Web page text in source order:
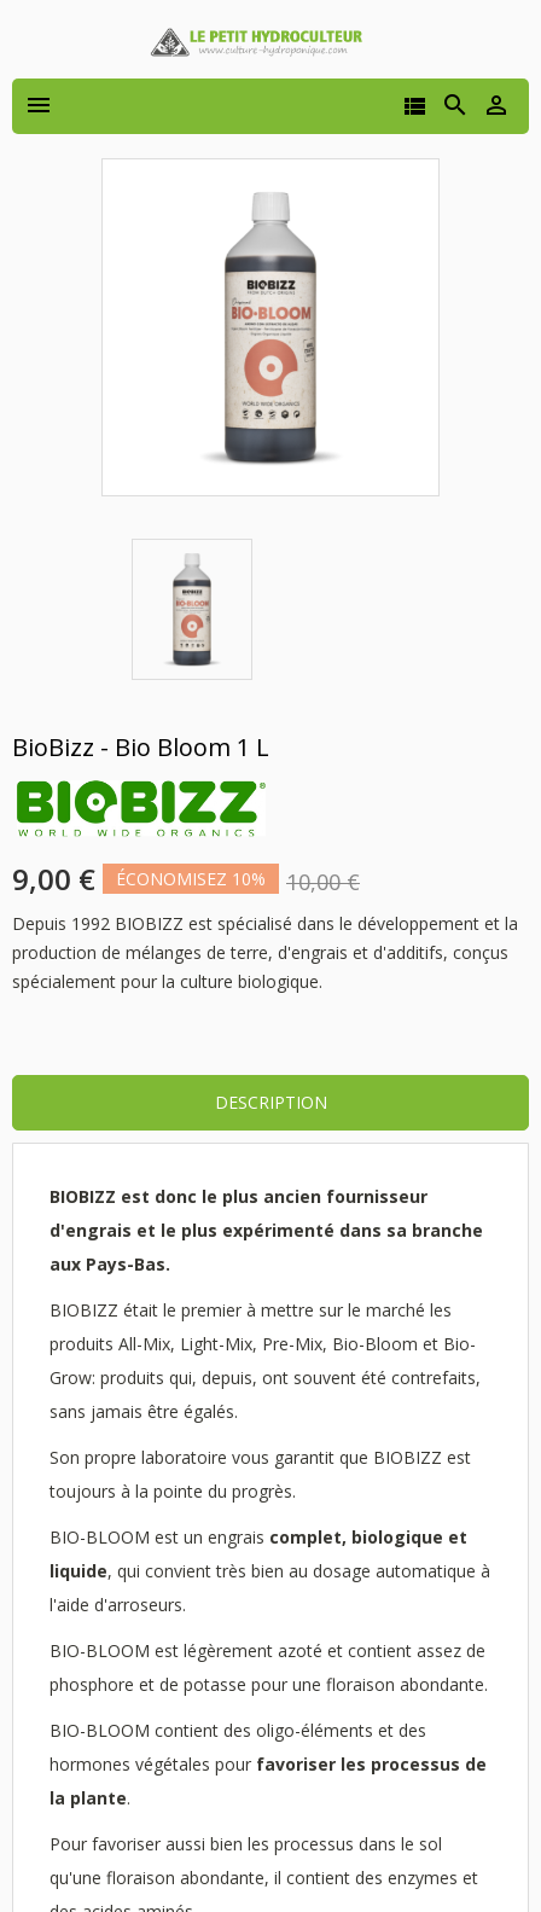
 


BioBizz - Bio Bloom 1 L
9,00 € ÉCONOMISEZ 10% 10,00 €
Depuis 1992 BIOBIZZ est spécialisé dans le développement et la
production de mélanges de terre, d'engrais et d'additifs, conçus
spécialement pour la culture biologique.
DESCRIPTION
BIOBIZZ est donc le plus ancien fournisseur
d'engrais et le plus expérimenté dans sa branche
aux Pays-Bas.
BIOBIZZ était le premier à mettre sur le marché les
produits All-Mix, Light-Mix, Pre-Mix, Bio-Bloom et Bio-
Grow: produits qui, depuis, ont souvent été contrefaits,
sans jamais être égalés.
Son propre laboratoire vous garantit que BIOBIZZ est
toujours à la pointe du progrès.
BIO-BLOOM est un engrais complet, biologique et
liquide, qui convient très bien au dosage automatique à
l'aide d'arroseurs.
BIO-BLOOM est légèrement azoté et contient assez de
phosphore et de potasse pour une floraison abondante.
BIO-BLOOM contient des oligo-éléments et des
hormones végétales pour favoriser les processus de
la plante.
Pour favoriser aussi bien les processus dans le sol
qu'une floraison abondante, il contient des enzymes et